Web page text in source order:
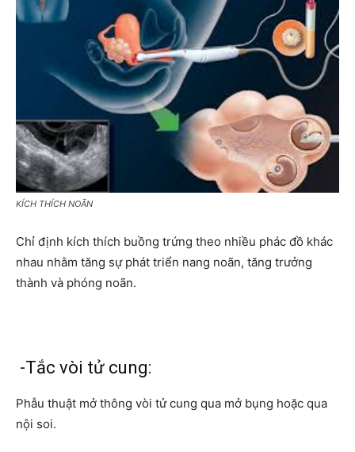
KÍCH THÍCH NOÃN
Chỉ định kích thích buồng trứng theo nhiều phác đồ khác
nhau nhằm tăng sự phát triển nang noãn, tăng trưởng
thành và phóng noãn.
-Tắc vòi tử cung:
Phẫu thuật mở thông vòi tử cung qua mở bụng hoặc qua
nội soi.